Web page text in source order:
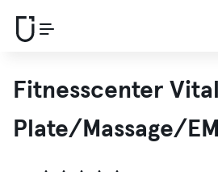
Fitnesscenter
Plate/Massage/